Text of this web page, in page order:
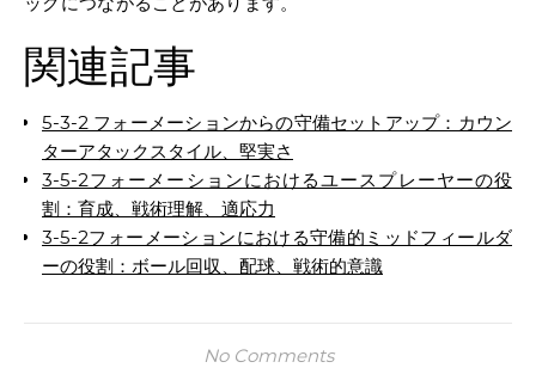
関連記事
5-3-2 フォーメーションからの守備セットアップ：カウン
ターアタックスタイル、堅実さ
3-5-2フォーメーションにおけるユースプレーヤーの役
割：育成、戦術理解、適応力
3-5-2フォーメーションにおける守備的ミッドフィールダ
ーの役割：ボール回収、配球、戦術的意識
No Comments